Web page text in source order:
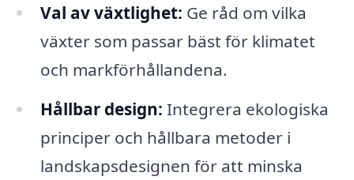
Val av växtlighet: Ge råd om vilka
växter som passar bäst för klimatet
och markförhållandena.
Hållbar design: Integrera ekologiska
principer och hållbara metoder i
landskapsdesignen för att minska